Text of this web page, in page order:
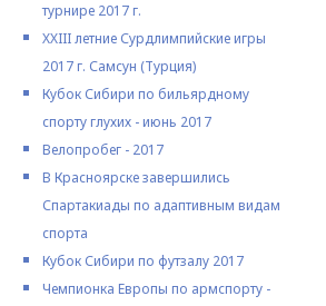
турнире 2017 г.
XXIII летние Сурдлимпийские игры
2017 г. Самсун (Турция)
Кубок Сибири по бильярдному
спорту глухих - июнь 2017
Велопробег - 2017
В Красноярске завершились
Спартакиады по адаптивным видам
спорта
Кубок Сибири по футзалу 2017
Чемпионка Европы по армспорту -